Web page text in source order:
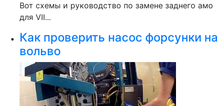
Вот схемы и руководство по замене заднего амо
для VII...
Как проверить насос форсунки на
вольво